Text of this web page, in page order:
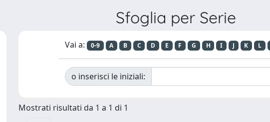
Sfoglia per Serie
Vai a: 0-9 A B C D E F G H I J K L
o inserisci le iniziali:
Mostrati risultati da 1 a 1 di 1